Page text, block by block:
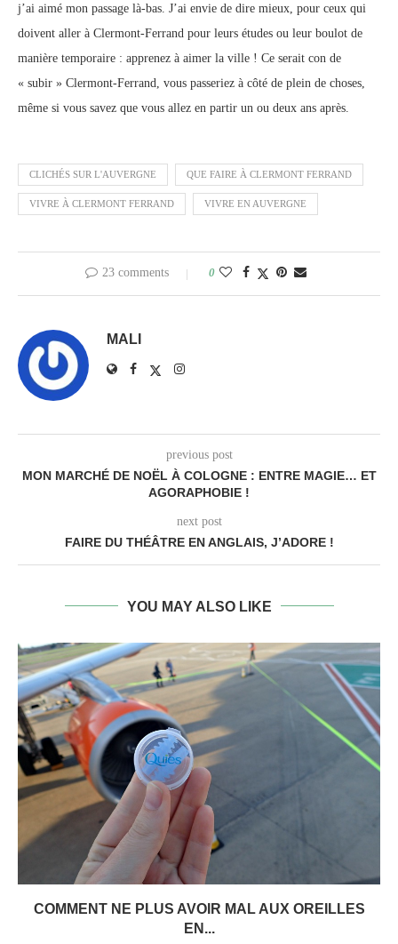
j’ai aimé mon passage là-bas. J’ai envie de dire mieux, pour ceux qui
doivent aller à Clermont-Ferrand pour leurs études ou leur boulot de
manière temporaire : apprenez à aimer la ville ! Ce serait con de
« subir » Clermont-Ferrand, vous passeriez à côté de plein de choses,
même si vous savez que vous allez en partir un ou deux ans après.
CLICHÉS SUR L'AUVERGNE QUE FAIRE À CLERMONT FERRAND
VIVRE À CLERMONT FERRAND VIVRE EN AUVERGNE
23 comments 0
MALI
previous post
MON MARCHÉ DE NOËL À COLOGNE : ENTRE MAGIE… ET
AGORAPHOBIE !
next post
FAIRE DU THÉÂTRE EN ANGLAIS, J’ADORE !
YOU MAY ALSO LIKE
COMMENT NE PLUS AVOIR MAL AUX OREILLES
EN...